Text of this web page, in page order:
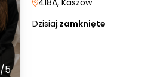
/5
418A, Kaszów
Dzisiaj:zamknięte